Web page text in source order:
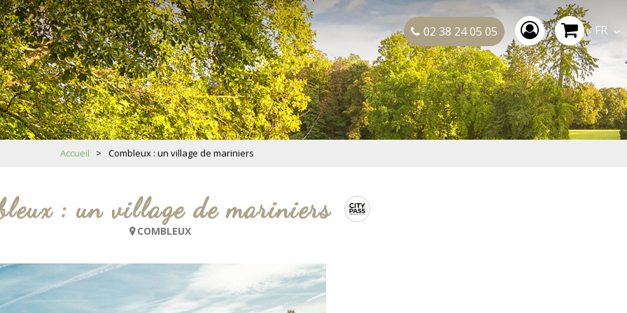
02 38 24 05 05 FR
Accueil > Combleux : un village de mariniers
: un village de mariniers
COMBLEUX